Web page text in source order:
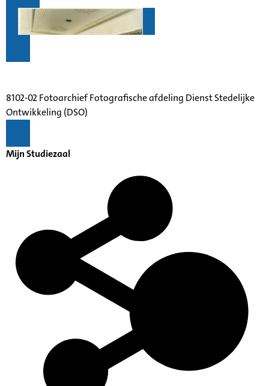
8102-02 Fotoarchief Fotografische afdeling Dienst Stedelijke
Ontwikkeling (DSO)
Mijn Studiezaal